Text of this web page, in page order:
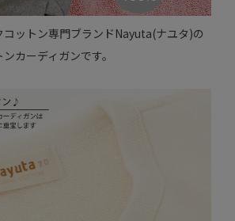
コットン専門ブランドNayuta(ナユタ)の
カーディガンです。